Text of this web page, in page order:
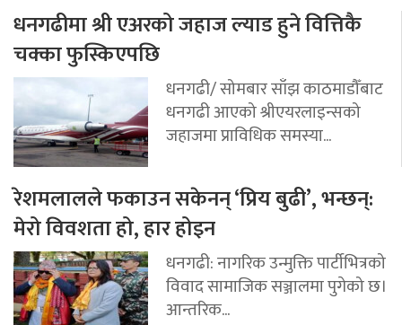
धनगढीमा श्री एअरको जहाज ल्याड हुने वित्तिकै
चक्का फुस्किएपछि
धनगढी/ सोमबार साँझ काठमाडौँबाट
धनगढी आएको श्रीएयरलाइन्सको
जहाजमा प्राविधिक समस्या...
रेशमलालले फकाउन सकेनन् ‘प्रिय बुढी’, भन्छन्:
मेरो विवशता हो, हार होइन
धनगढी: नागरिक उन्मुक्ति पार्टीभित्रको
विवाद सामाजिक सञ्जालमा पुगेको छ।
आन्तरिक...